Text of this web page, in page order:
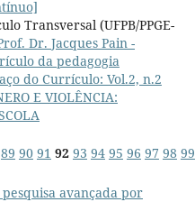
Transversal (UFPB/PPGE-
Dr. Jacques Pain -
da pedagogia
do Currículo: Vol.2, n.2
E VIOLÊNCIA:
89 90 91 92 93 94 95 96 97 98 99
avançada por